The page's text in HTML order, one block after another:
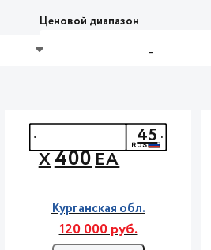
Ценовой диапазон
-
Х400ЕА
45
Курганская обл.
120 000 руб.